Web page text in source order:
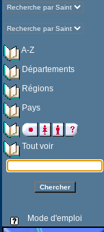
A-Z
Départements
Régions
Pays
Tout voir
Mode d'emploi